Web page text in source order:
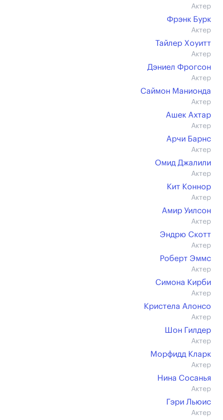
Актер
Фрэнк Бурк
Актер
Тайлер Хоуитт
Актер
Дэниел Фрогсон
Актер
Саймон Манионда
Актер
Ашек Ахтар
Актер
Арчи Барнс
Актер
Омид Джалили
Актер
Кит Коннор
Актер
Амир Уилсон
Актер
Эндрю Скотт
Актер
Роберт Эммс
Актер
Симона Кирби
Актер
Кристела Алонсо
Актер
Шон Гилдер
Актер
Морфидд Кларк
Актер
Нина Сосанья
Актер
Гэри Льюис
Актер